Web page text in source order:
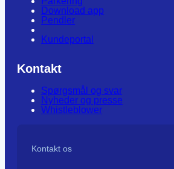
Download app
Pendler
Kundeportal
Kontakt
Spørgsmål og svar
Nyheder og presse
Whistleblower
Kontakt os